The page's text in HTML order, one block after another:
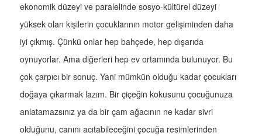
ekonomik düzeyi ve paralelinde sosyo-kültürel düzeyi
yüksek olan kişilerin çocuklarının motor gelişiminden daha
iyi çıkmış. Çünkü onlar hep bahçede, hep dışarıda
oynuyorlar. Ama diğerleri hep ev ortamında bulunuyor. Bu
çok çarpıcı bir sonuç. Yani mümkün olduğu kadar çocukları
doğaya çıkarmak lazım. Bir çiçeğin kokusunu çocuğunuza
anlatamazsınız ya da bir çam ağacının ne kadar sivri
olduğunu, canını acıtabileceğini çocuğa resimlerinden